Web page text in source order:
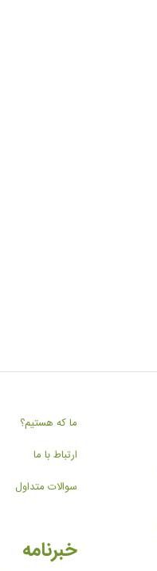
ما که هستیم؟
ارتباط با ما
سوالات متداول
خبرنامه